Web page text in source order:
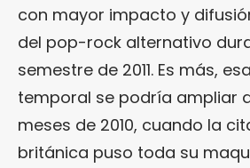
con mayor impacto y
del pop-rock alternativo
semestre de 2011. Es más,
temporal se podría ampliar
meses de 2010, cuando la
británica puso toda su